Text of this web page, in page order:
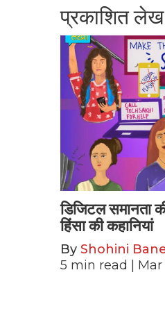
प्रकाशित लेख
डिजिटल समानता
हिंसा की कहानियां
By Shohini
5 min read |